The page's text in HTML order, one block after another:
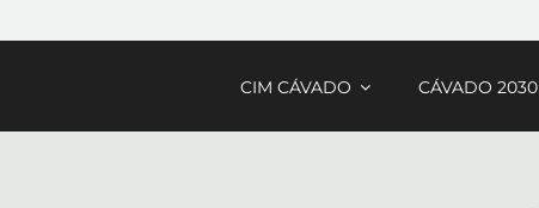
CIM CÁVADO CÁVADO 2030